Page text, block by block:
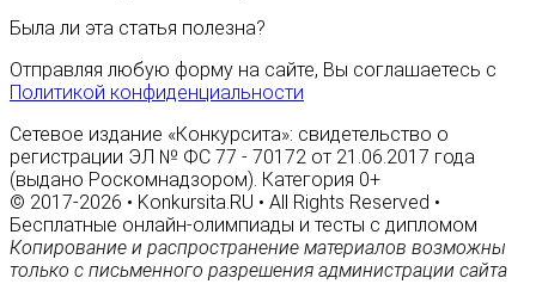
Была ли эта статья полезна?
Отправляя любую форму на сайте, Вы соглашаетесь с
Политикой конфиденциальности
Сетевое издание «Конкурсита»: свидетельство о
регистрации ЭЛ № ФС 77 - 70172 от 21.06.2017 года
(выдано Роскомнадзором). Категория 0+
© 2017-2026 • Konkursita.RU • All Rights Reserved •
Бесплатные онлайн-олимпиады и тесты с дипломом
Копирование и распространение материалов возможны
только с письменного разрешения администрации сайта